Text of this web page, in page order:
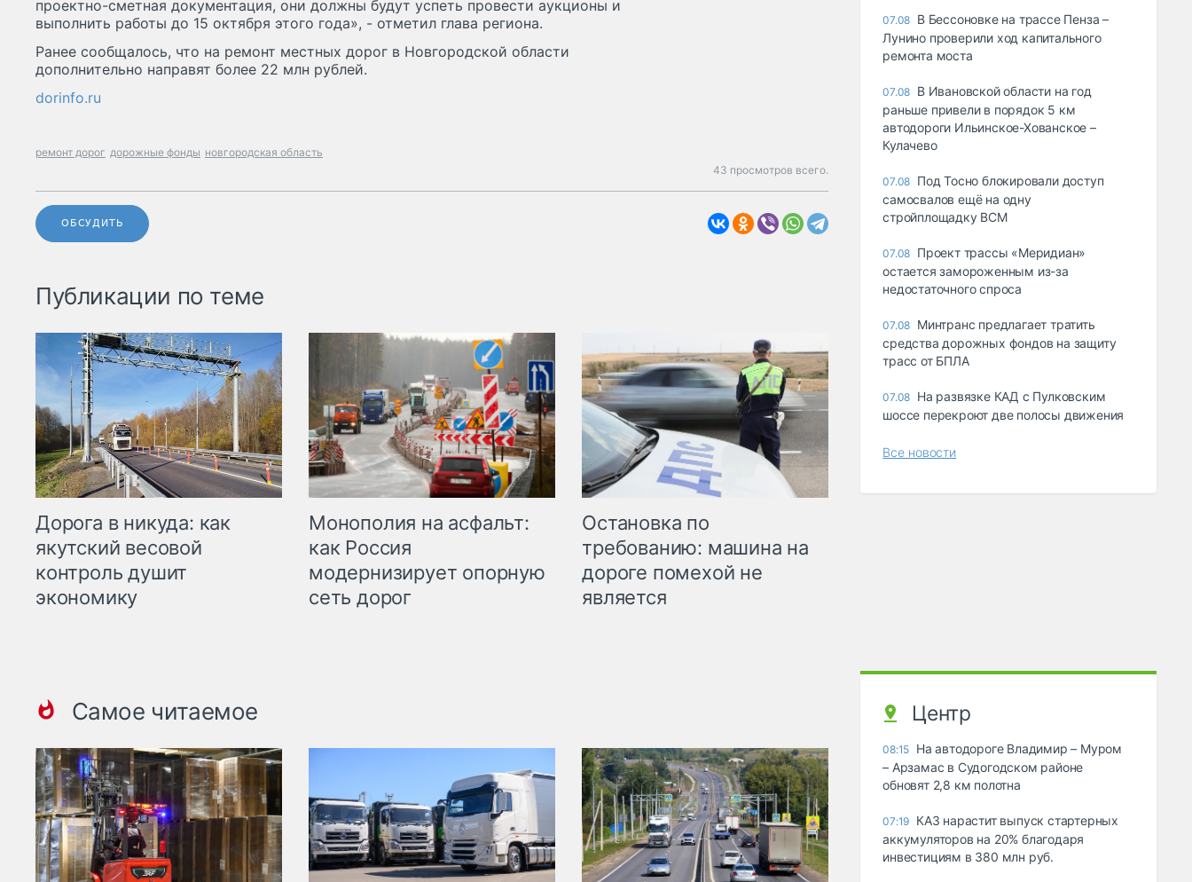
проектно-сметная документация, они должны будут успеть провести аукционы и
выполнить работы до 15 октября этого года», - отметил глава региона.
Ранее сообщалось, что на ремонт местных дорог в Новгородской области
дополнительно направят более 22 млн рублей.
dorinfo.ru
ремонт дорог дорожные фонды новгородская область
43 просмотров всего.
ОБСУДИТЬ
Публикации по теме
Дорога в никуда: как
якутский весовой
контроль душит
экономику
Монополия на асфальт:
как Россия
модернизирует опорную
сеть дорог
Остановка по
требованию: машина на
дороге помехой не
является
Самое читаемое
07.08 В Бессоновке на трассе Пенза –
Лунино проверили ход капитального
ремонта моста
07.08 В Ивановской области на год
раньше привели в порядок 5 км
автодороги Ильинское-Хованское –
Кулачево
07.08 Под Тосно блокировали доступ
самосвалов ещё на одну
стройплощадку ВСМ
07.08 Проект трассы «Меридиан»
остается замороженным из-за
недостаточного спроса
07.08 Минтранс предлагает тратить
средства дорожных фондов на защиту
трасс от БПЛА
07.08 На развязке КАД с Пулковским
шоссе перекроют две полосы движения
Все новости
Центр
08:15 На автодороге Владимир – Муром
– Арзамас в Судогодском районе
обновят 2,8 км полотна
07:19 КАЗ нарастит выпуск стартерных
аккумуляторов на 20% благодаря
инвестициям в 380 млн руб.